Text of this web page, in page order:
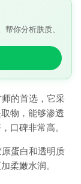
你分析肤质、
的首选，它采
物，能够渗透
口碑非常高。
蛋白和透明质
柔嫩水润。